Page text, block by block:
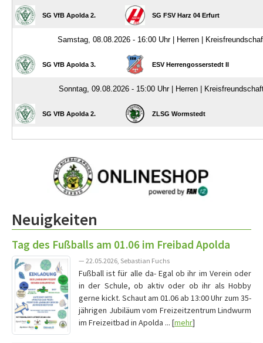
Neuigkeiten
Tag des Fußballs am 01.06 im Freibad Apolda
— 22.05.2026, Sebastian Fuchs
Fußball ist für alle da- Egal ob ihr im Verein oder
in der Schule, ob aktiv oder ob ihr als Hobby
gerne kickt. Schaut am 01.06 ab 13:00 Uhr zum 35-
jährigen Jubiläum vom Freizeitzentrum Lindwurm
im Freizeitbad in Apolda ... [mehr]